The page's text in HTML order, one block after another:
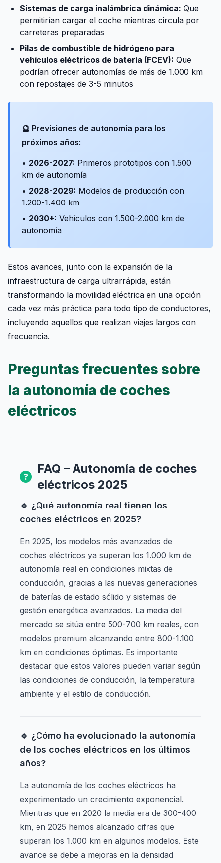
Sistemas de carga inalámbrica dinámica: Que
permitirían cargar el coche mientras circula por
carreteras preparadas
Pilas de combustible de hidrógeno para
vehículos eléctricos de batería (FCEV): Que
podrían ofrecer autonomías de más de 1.000 km
con repostajes de 3-5 minutos
🔮 Previsiones de autonomía para los
próximos años:
• 2026-2027: Primeros prototipos con 1.500
km de autonomía
• 2028-2029: Modelos de producción con
1.200-1.400 km
• 2030+: Vehículos con 1.500-2.000 km de
autonomía
Estos avances, junto con la expansión de la
infraestructura de carga ultrarrápida, están
transformando la movilidad eléctrica en una opción
cada vez más práctica para todo tipo de conductores,
incluyendo aquellos que realizan viajes largos con
frecuencia.
Preguntas frecuentes sobre
la autonomía de coches
eléctricos
FAQ – Autonomía de coches
eléctricos 2025
🔹 ¿Qué autonomía real tienen los
coches eléctricos en 2025?
En 2025, los modelos más avanzados de
coches eléctricos ya superan los 1.000 km de
autonomía real en condiciones mixtas de
conducción, gracias a las nuevas generaciones
de baterías de estado sólido y sistemas de
gestión energética avanzados. La media del
mercado se sitúa entre 500-700 km reales, con
modelos premium alcanzando entre 800-1.100
km en condiciones óptimas. Es importante
destacar que estos valores pueden variar según
las condiciones de conducción, la temperatura
ambiente y el estilo de conducción.
🔹 ¿Cómo ha evolucionado la autonomía
de los coches eléctricos en los últimos
años?
La autonomía de los coches eléctricos ha
experimentado un crecimiento exponencial.
Mientras que en 2020 la media era de 300-400
km, en 2025 hemos alcanzado cifras que
superan los 1.000 km en algunos modelos. Este
avance se debe a mejoras en la densidad